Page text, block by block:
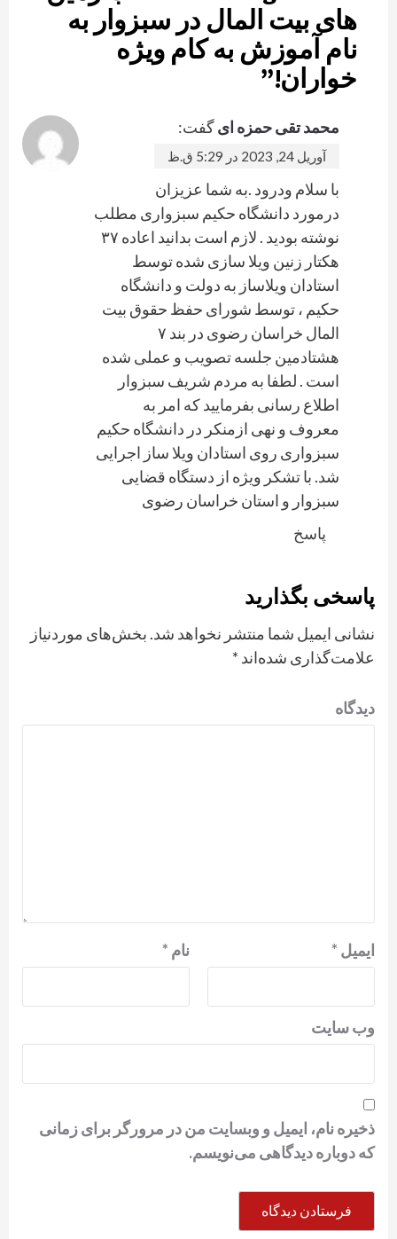
های بیت المال در سبزوار به
نام آموزش به کام ویژه
خواران!”
محمد تقی حمزه ایگفت:
آوریل 24, 2023 در 5:29 ق.ظ
با سلام ودرود .به شما عزیزان
درمورد دانشگاه حکیم سبزواری مطلب
نوشته بودید . لازم است بدانید اعاده ۳۷
هکتار زنین ویلا سازی شده توسط
استادان ویلاساز به دولت و دانشگاه
حکیم ، توسط شورای حفظ حقوق بیت
المال خراسان رضوی در بند ۷
هشتادمین جلسه تصویب و عملی شده
است . لطفا به مردم شریف سبزوار
اطلاع رسانی بفرمایید که امر به
معروف و نهی ازمنکر در دانشگاه حکیم
سبزواری روی استادان ویلا ساز اجرایی
شد. با تشکر ویژه از دستگاه قضایی
سبزوار و استان خراسان رضوی
پاسخ
پاسخی بگذارید
نشانی ایمیل شما منتشر نخواهد شد. بخش‌های موردنیاز
علامت‌گذاری شده‌اند *
دیدگاه
نام * ایمیل *
وب‌ سایت
ذخیره نام، ایمیل و وبسایت من در مرورگر برای زمانی
که دوباره دیدگاهی می‌نویسم.